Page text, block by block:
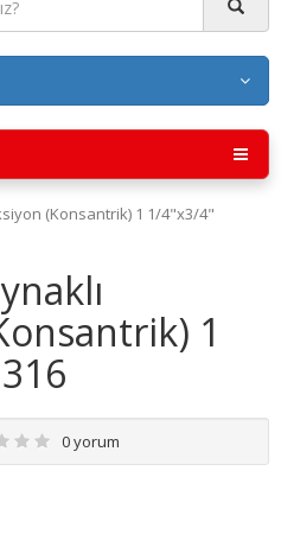
(Konsantrik) 1 1/4"x3/4"
1
0 yorum